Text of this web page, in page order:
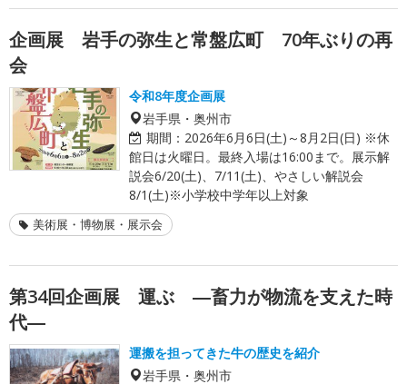
企画展 岩手の弥生と常盤広町 70年ぶりの再
会
令和8年度企画展
岩手県・奥州市
期間： 2026年6月6日(土)～8月2日(日) ※休
館日は火曜日。最終入場は16:00まで。展示解
説会6/20(土)、7/11(土)、やさしい解説会
8/1(土)※小学校中学年以上対象
美術展・博物展・展示会
第34回企画展 運ぶ ―畜力が物流を支えた時
代―
運搬を担ってきた牛の歴史を紹介
岩手県・奥州市